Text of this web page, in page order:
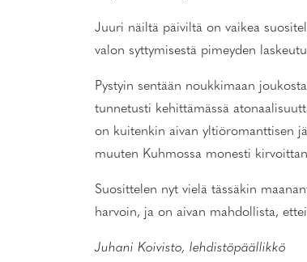
Juuri näiltä päiviltä on vaikea
valon syttymisestä pimeyden
Pystyin sentään noukkimaan
tunnetusti kehittämässä
on kuitenkin aivan yltiöromanttisen
muuten Kuhmossa monesti
Suosittelen nyt vielä tässäkin
harvoin, ja on aivan mahdollista,
Juhani Koivisto, lehdistöpäällikkö